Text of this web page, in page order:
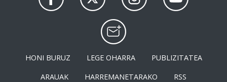
HONI BURUZ LEGE OHARRA
PUBLIZITATEA
ARAUAK
HARREMANETARAKO RSS